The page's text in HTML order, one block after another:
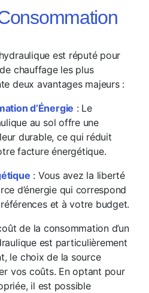
est réputé pour
chauffage les plus
deux avantages majeurs :
d’Énergie : Le
au sol offre une
durable, ce qui réduit
facture énergétique.
: Vous avez la liberté
d’énergie qui correspond
et à votre budget.
de la consommation d’un
est particulièrement
le choix de la source
vos coûts. En optant pour
il est possible